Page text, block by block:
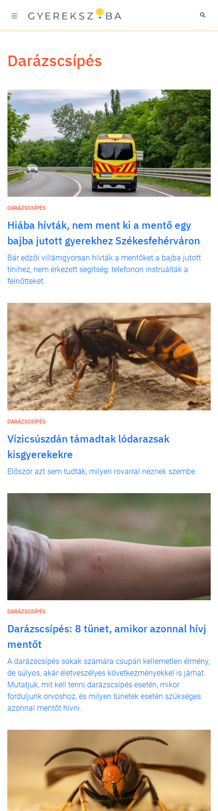
darázscsípés
DARÁZSCSÍPÉS
Hiába hívták, nem ment ki a mentő egy
bajba jutott gyerekhez Székesfehérváron
Bár edzői villámgyorsan hívták a mentőket a bajba jutott
tinihez, nem érkezett segítség: telefonon instruálták a
felnőtteket.
DARÁZSCSÍPÉS
Vízicsúszdán támadtak lódarazsak
kisgyerekekre
Először azt sem tudták, milyen rovarral néznek szembe.
DARÁZSCSÍPÉS
Darázscsípés: 8 tünet, amikor azonnal hívj
mentőt
A darázscsípés sokak számára csupán kellemetlen élmény,
de súlyos, akár életveszélyes következményekkel is járhat.
Mutatjuk, mit kell tenni darázscsípés esetén, mikor
forduljunk orvoshoz, és milyen tünetek esetén szükséges
azonnal mentőt hívni.